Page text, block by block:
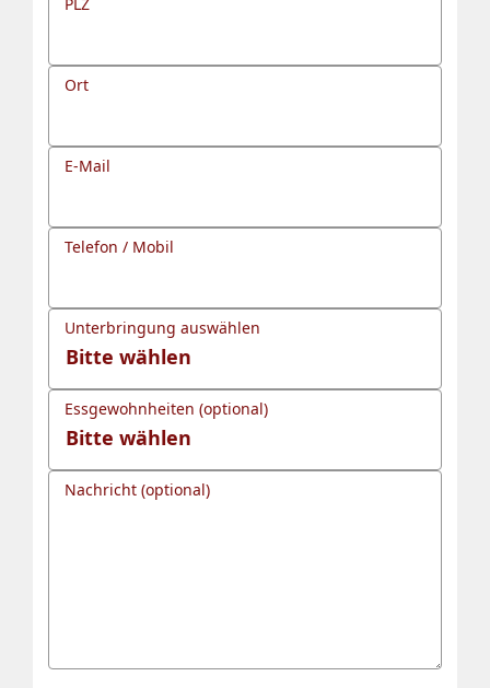
Ort
E-Mail
Telefon / Mobil
Unterbringung auswählen
Essgewohnheiten (optional)
Nachricht (optional)